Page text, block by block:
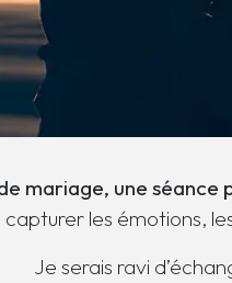
mariage, une séance
les émotions,
Je serais ravi